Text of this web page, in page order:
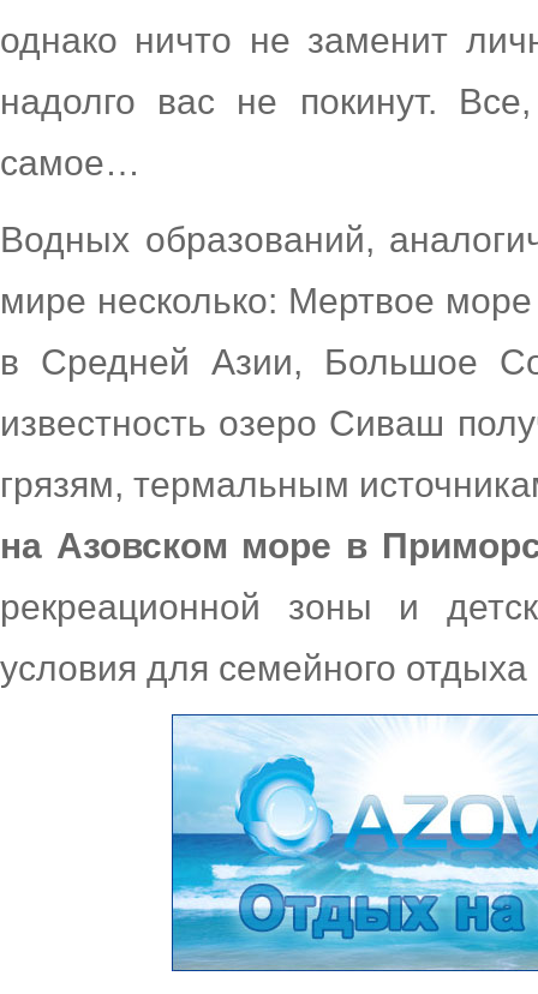
однако ничто не заменит
надолго вас не покинут.
самое…
Водных образований,
мире несколько: Мертвое
в Средней Азии, Большое
известность озеро Сиваш
грязям, термальным
на Азовском море в
рекреационной зоны и
условия для семейного отдыха